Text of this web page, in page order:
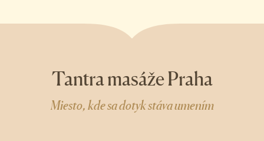
Tantra masáže Praha
Miesto, kde sa dotyk stáva umením